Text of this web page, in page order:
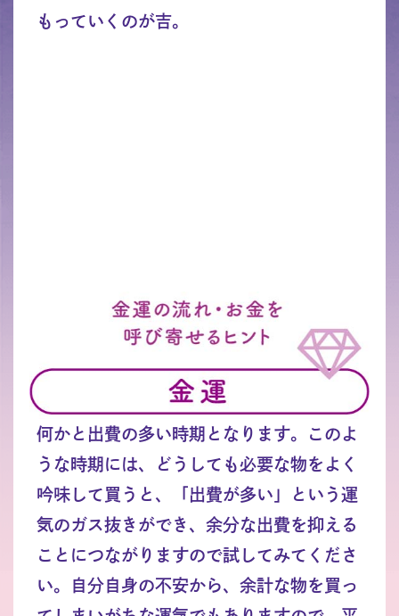
もっていくのが吉。
何かと出費の多い時期となります。このよ
うな時期には、どうしても必要な物をよく
吟味して買うと、「出費が多い」という運
気のガス抜きができ、余分な出費を抑える
ことにつながりますので試してみてくださ
い。自分自身の不安から、余計な物を買っ